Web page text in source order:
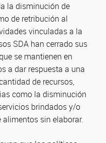
la disminución de
de retribución al
vinculadas a la
SDA han cerrado sus
se mantienen en
a dar respuesta a una
de recursos,
como la disminución
brindados y/o
sin elaborar.